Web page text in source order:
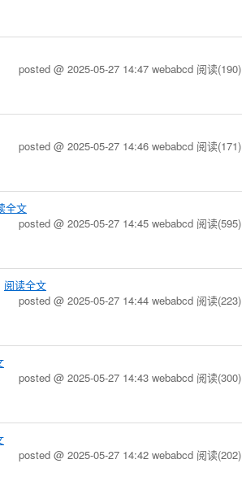
posted @ 2025-05-27 14:47 webabcd 阅读(190)
posted @ 2025-05-27 14:46 webabcd 阅读(171)
全文
posted @ 2025-05-27 14:45 webabcd 阅读(595)
阅读全文
posted @ 2025-05-27 14:44 webabcd 阅读(223)
posted @ 2025-05-27 14:43 webabcd 阅读(300)
posted @ 2025-05-27 14:42 webabcd 阅读(202)